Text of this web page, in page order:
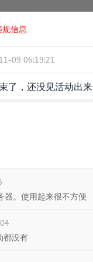
信息
09 06:19:21
了，还没见活动出来
器。使用起来很不方便
都没有